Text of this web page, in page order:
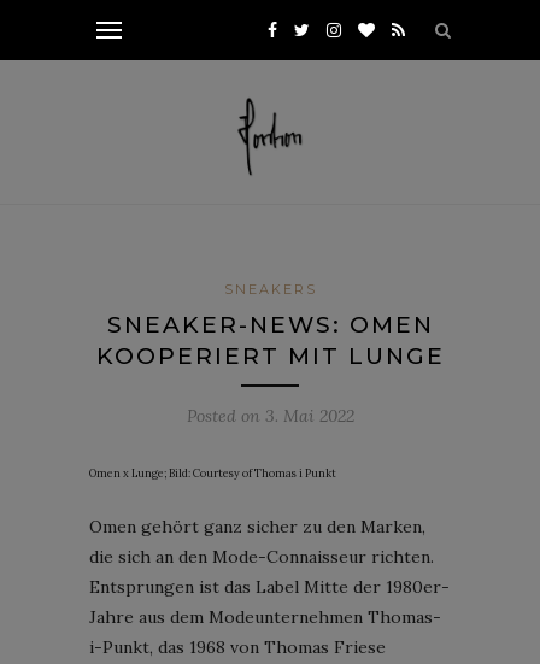
SNEAKERS
SNEAKER-NEWS: OMEN
KOOPERIERT MIT LUNGE
Posted on 3. Mai 2022
Omen x Lunge; Bild: Courtesy of Thomas i Punkt
Omen gehört ganz sicher zu den Marken,
die sich an den Mode-Connaisseur richten.
Entsprungen ist das Label Mitte der 1980er-
Jahre aus dem Modeunternehmen Thomas-
i-Punkt, das 1968 von Thomas Friese